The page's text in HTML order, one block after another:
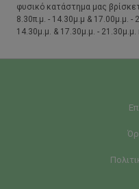
φυσικό κατάστημα μας
8.30π.μ. - 14.30μ.μ & 17.00μ.μ. -
14.30μ.μ. & 17.30μ.μ. -